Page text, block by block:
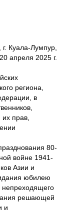
Куала-Лумпур,
апреля 2025 г.
региона,
в
прав,
80-
войне 1941-
Азии и
юбилею
непреходящего
решающей
и